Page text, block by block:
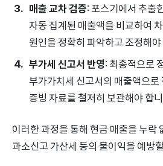
매출 교차 검증: 포스기에서 추출
자동 집계된 매출액을 비교하여
원인을 정확히 파악하고 조정해
부가세 신고서 반영: 최종적으로
부가가치세 신고서의 매출액으
증빙 자료를 철저히 보관해야 합
이러한 과정을 통해 현금 매출을 누락
과소신고 가산세 등의 불이익을 예방